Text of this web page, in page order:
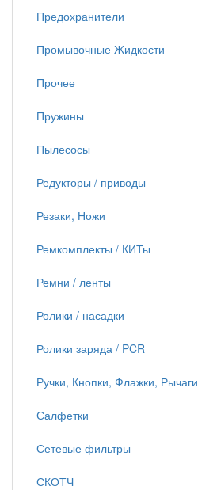
Предохранители
Промывочные Жидкости
Прочее
Пружины
Пылесосы
Редукторы / приводы
Резаки, Ножи
Ремкомплекты / КИТы
Ремни / ленты
Ролики / насадки
Ролики заряда / PCR
Ручки, Кнопки, Флажки, Рычаги
Салфетки
Сетевые фильтры
СКОТЧ